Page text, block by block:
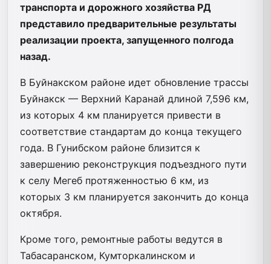
транспорта и дорожного хозяйства РД
представило предварительные результаты
реализации проекта, запущенного полгода
назад.
В Буйнакском районе идет обновление трассы
Буйнакск — Верхний Каранай длиной 7,596 км,
из которых 4 км планируется привести в
соответствие стандартам до конца текущего
года. В Гунибском районе близится к
завершению реконструкция подъездного пути
к селу Мегеб протяженностью 6 км, из
которых 3 км планируется закончить до конца
октября.
Кроме того, ремонтные работы ведутся в
Табасаранском, Кумторкалинском и